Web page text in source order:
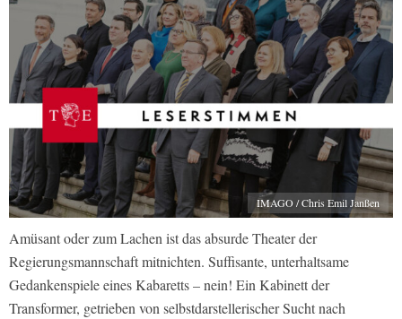
IMAGO / Chris Emil Janßen
Amüsant oder zum Lachen ist das absurde Theater der
Regierungsmannschaft mitnichten. Suffisante, unterhaltsame
Gedankenspiele eines Kabaretts – nein! Ein Kabinett der
Transformer, getrieben von selbstdarstellerischer Sucht nach